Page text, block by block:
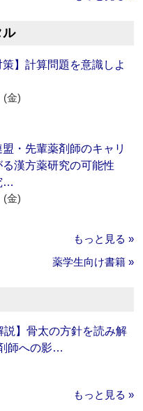
ル
策】計算問題を意識しよ
(金)
盟・先輩薬剤師のキャリ
る漢方薬研究の可能性
…
(金)
もっと見る »
薬学生向け書籍 »
説】骨太の方針を読み解
師への影…
もっと見る »